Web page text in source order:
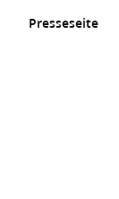
Presseseite